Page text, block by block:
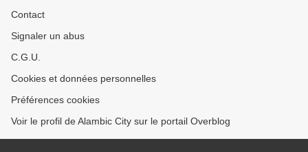
Contact
Signaler un abus
C.G.U.
Cookies et données personnelles
Préférences cookies
Voir le profil de Alambic City sur le portail Overblog